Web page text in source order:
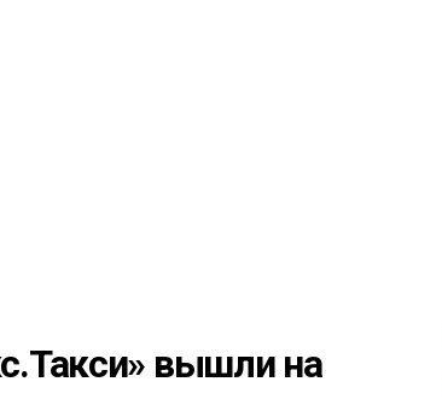
вышли на